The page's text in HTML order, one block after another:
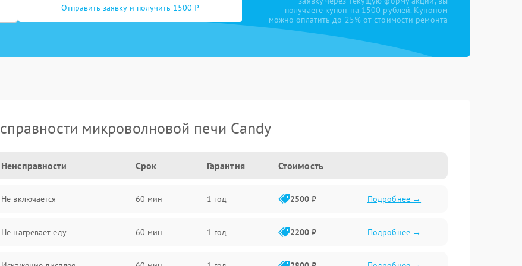
Отправить заявку и получить 1500 ₽
получаете купон на 1500 рублей. Купоном
можно оплатить до 25% от стоимости ремонта
микроволновой печи Candy
Неисправности Срок Гарантия Стоимость
Не включается 60 мин 1 год 2500 ₽ Подробнее →
Не нагревает еду 60 мин 1 год 2200 ₽ Подробнее →